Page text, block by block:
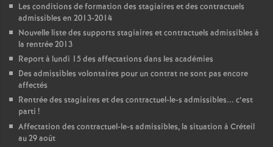
Les conditions de formation des stagiaires et des contractuels
admissibles en 2013-2014
Nouvelle liste des supports stagiaires et contractuels admissibles à
la rentrée 2013
Report à lundi 15 des affectations dans les académies
Des admissibles volontaires pour un contrat ne sont pas encore
affectés
Rentrée des stagiaires et des contractuel-le-s admissibles... c’est
parti !
Affectation des contractuel-le-s admissibles, la situation à Créteil
au 29 août